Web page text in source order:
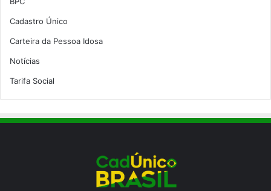
Cadastro Único
Carteira da Pessoa Idosa
Notícias
Tarifa Social